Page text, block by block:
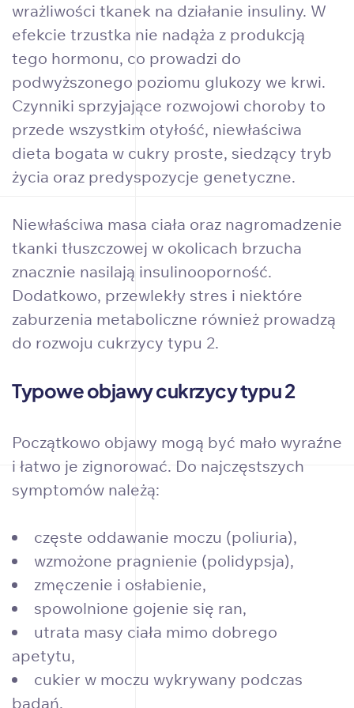
wrażliwości tkanek na działanie insuliny. W
efekcie trzustka nie nadąża z produkcją
tego hormonu, co prowadzi do
podwyższonego poziomu glukozy we krwi.
Czynniki sprzyjające rozwojowi choroby to
przede wszystkim otyłość, niewłaściwa
dieta bogata w cukry proste, siedzący tryb
życia oraz predyspozycje genetyczne.
Niewłaściwa masa ciała oraz nagromadzenie
tkanki tłuszczowej w okolicach brzucha
znacznie nasilają insulinooporność.
Dodatkowo, przewlekły stres i niektóre
zaburzenia metaboliczne również prowadzą
do rozwoju cukrzycy typu 2.
Typowe objawy cukrzycy typu 2
Początkowo objawy mogą być mało wyraźne
i łatwo je zignorować. Do najczęstszych
symptomów należą:
częste oddawanie moczu (poliuria),
wzmożone pragnienie (polidypsja),
zmęczenie i osłabienie,
spowolnione gojenie się ran,
utrata masy ciała mimo dobrego
apetytu,
cukier w moczu wykrywany podczas
badań.